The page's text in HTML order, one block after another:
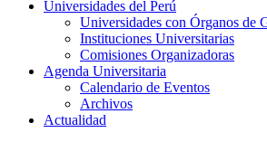
Universidades del Perú
Universidades con Órganos de
Instituciones Universitarias
Comisiones Organizadoras
Agenda Universitaria
Calendario de Eventos
Archivos
Actualidad